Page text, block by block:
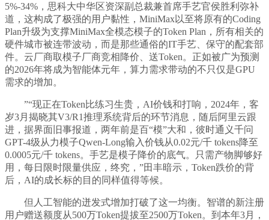
5%-34%，思科大中华区资深副总裁兼首席手艺官侯胜利弥补
道，这构成了极强的用户黏性，MiniMax以至将原有的Coding
Plan升级为支撑MiniMax全模态模子的Token Plan，所有相关的
硬件城市被连带波动，而是那些通俗的IT手艺、保守的配套部
件。云厂商取模子厂商竞相降价、送Token。正如被广为预测
的2026年将成为智能体元年，算力需求带动的不只仅是GPU
需求的增加。
”“现正在Token比练习生贵，AI价钱和打响，2024年，客
岁3月揭晓其V3/R1推理系统背后的环节消息，随后阿里云跟
进，据界面旧事报道，两年前是百“模”大和，彼时通义千问
GPT-4级从力模子Qwen-Long输入价钱从0.02元/千 tokens降至
0.0005元/千 tokens。手艺是模子降价的底气。只需产物脚够好
用，每日限时限量供应，终究，”田丰暗示，Token跌价的背
后，AI的成长标的目的同样值得等候。
但人工智能的迸发式增加打破了这一均衡。智谱的新注册
用户赠送额度从500万Token提拔至2500万Token。到本年3月，